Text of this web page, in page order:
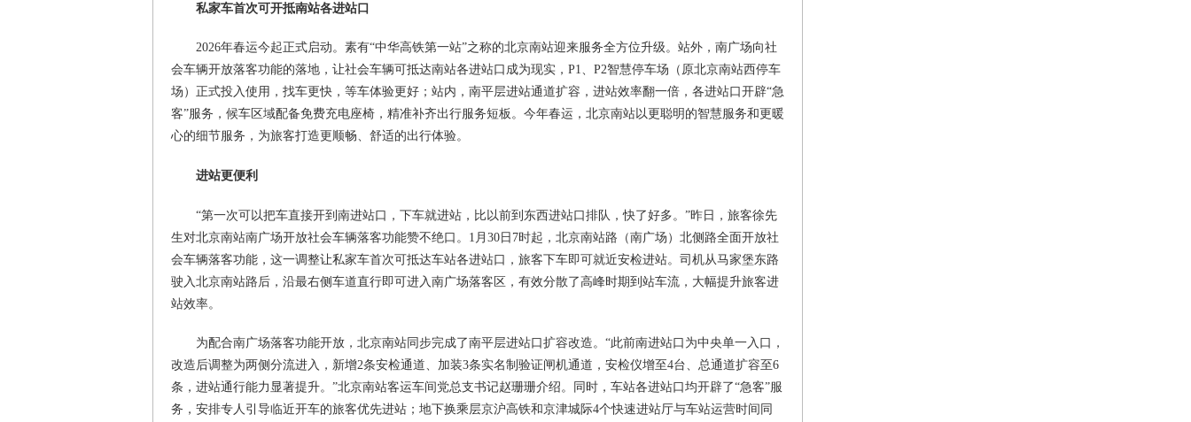
私家车首次可开抵南站各进站口
2026年春运今起正式启动。素有“中华高铁第一站”之称的北京南站迎来服务全方位升级。站外，南广场向社
会车辆开放落客功能的落地，让社会车辆可抵达南站各进站口成为现实，P1、P2智慧停车场（原北京南站西停车
场）正式投入使用，找车更快，等车体验更好；站内，南平层进站通道扩容，进站效率翻一倍，各进站口开辟“急
客”服务，候车区域配备免费充电座椅，精准补齐出行服务短板。今年春运，北京南站以更聪明的智慧服务和更暖
心的细节服务，为旅客打造更顺畅、舒适的出行体验。
进站更便利
“第一次可以把车直接开到南进站口，下车就进站，比以前到东西进站口排队，快了好多。”昨日，旅客徐先
生对北京南站南广场开放社会车辆落客功能赞不绝口。1月30日7时起，北京南站路（南广场）北侧路全面开放社
会车辆落客功能，这一调整让私家车首次可抵达车站各进站口，旅客下车即可就近安检进站。司机从马家堡东路
驶入北京南站路后，沿最右侧车道直行即可进入南广场落客区，有效分散了高峰时期到站车流，大幅提升旅客进
站效率。
为配合南广场落客功能开放，北京南站同步完成了南平层进站口扩容改造。“此前南进站口为中央单一入口，
改造后调整为两侧分流进入，新增2条安检通道、加装3条实名制验证闸机通道，安检仪增至4台、总通道扩容至6
条，进站通行能力显著提升。”北京南站客运车间党总支书记赵珊珊介绍。同时，车站各进站口均开辟了“急客”服
务，安排专人引导临近开车的旅客优先进站；地下换乘层京沪高铁和京津城际4个快速进站厅与车站运营时间同